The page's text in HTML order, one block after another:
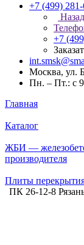
+7 (499)
Назад
+7
Москва, ул.
Пн. – Пт.: с
Главная
Каталог
ЖБИ —
производителя
Плиты
ПК 26-12-8